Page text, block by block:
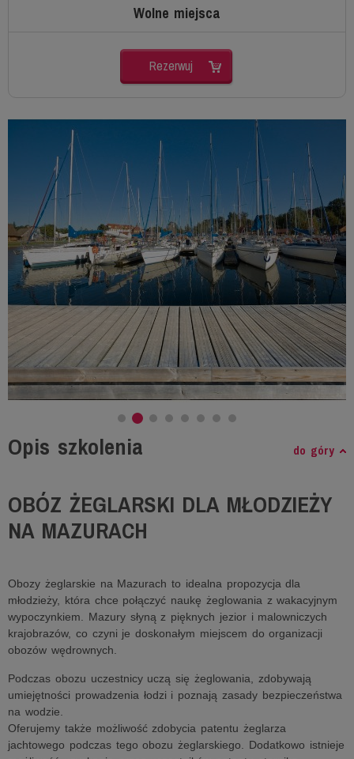
Wolne miejsca
Rezerwuj
Opis szkolenia do góry
OBÓZ ŻEGLARSKI DLA MŁODZIEŻY
NA MAZURACH
Obozy żeglarskie na Mazurach to idealna propozycja dla
młodzieży, która chce połączyć naukę żeglowania z wakacyjnym
wypoczynkiem. Mazury słyną z pięknych jezior i malowniczych
krajobrazów, co czyni je doskonałym miejscem do organizacji
obozów wędrownych.
Podczas obozu uczestnicy uczą się żeglowania, zdobywają
umiejętności prowadzenia łodzi i poznają zasady bezpieczeństwa
na wodzie.
Oferujemy także możliwość zdobycia patentu żeglarza
jachtowego podczas tego obozu żeglarskiego. Dodatkowo istnieje